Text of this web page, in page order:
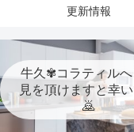
更新情報
牛久✾コラティル
見を頂けますと幸
🙇